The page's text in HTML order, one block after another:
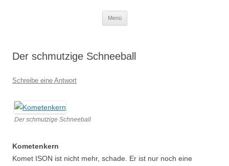
Menü
Der schmutzige Schneeball
Schreibe eine Antwort
Der schmutzige Schneeball
Kometenkern
Komet ISON ist nicht mehr, schade. Er ist nur noch eine